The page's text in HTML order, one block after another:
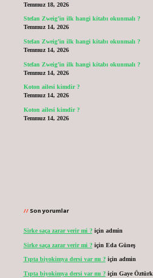
Temmuz 18, 2026
Stefan Zweig’in ilk hangi kitabı okunmalı ?
Temmuz 14, 2026
Stefan Zweig’in ilk hangi kitabı okunmalı ?
Temmuz 14, 2026
Stefan Zweig’in ilk hangi kitabı okunmalı ?
Temmuz 14, 2026
Koton ailesi kimdir ?
Temmuz 14, 2026
Koton ailesi kimdir ?
Temmuz 14, 2026
Son yorumlar
Sirke saça zarar verir mi ?için admin
Sirke saça zarar verir mi ?için Eda Güneş
Tıpta biyokimya dersi var mı ?için admin
Tıpta biyokimya dersi var mı ?için Gaye Öztürk